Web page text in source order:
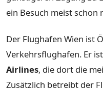
ein Besuch meist schon
Der Flughafen Wien ist
Verkehrsflughafen. Er
Airlines, die dort die
Zusätzlich betreibt der